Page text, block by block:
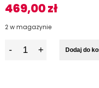
469,00zł
2 w magazynie
Dodaj do